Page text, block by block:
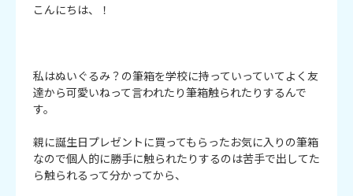
こんにちは、！
私はぬいぐるみ？の筆箱を学校に持っていっていてよく友
達から可愛いねって言われたり筆箱触られたりするんで
す。
親に誕生日プレゼントに買ってもらったお気に入りの筆箱
なので個人的に勝手に触られたりするのは苦手で出してた
ら触られるって分かってから、